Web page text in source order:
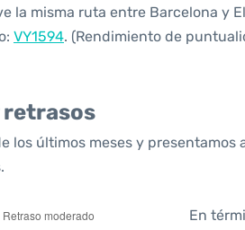
la misma ruta entre Barcelona y
VY1594. (Rendimiento de
retrasos
los últimos meses y
En